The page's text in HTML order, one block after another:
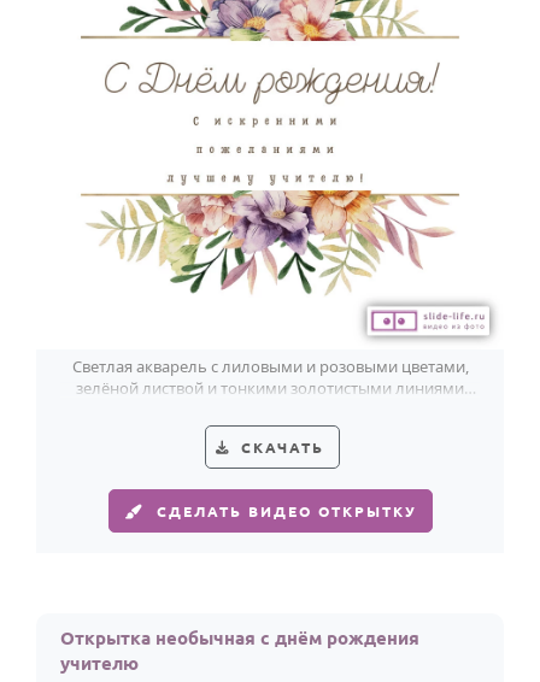
Светлая акварель с лиловыми и розовыми цветами,
зелёной листвой и тонкими золотистыми линиями
СКАЧАТЬ
СДЕЛАТЬ ВИДЕО ОТКРЫТКУ
Открытка необычная с днём рождения
учителю